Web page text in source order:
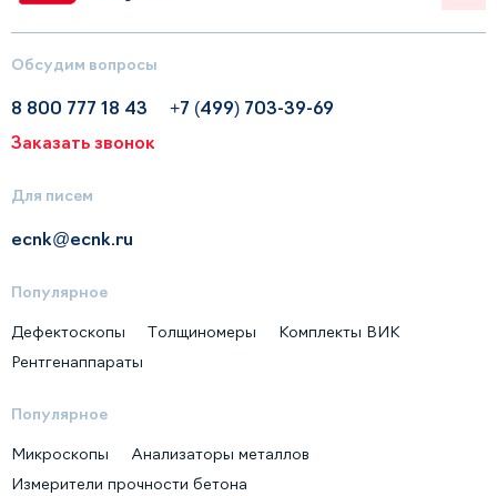
Обсудим вопросы
8 800 777 18 43
+7 (499) 703-39-69
Заказать звонок
Для писем
ecnk@ecnk.ru
Популярное
Дефектоскопы Толщиномеры
Комплекты ВИК
Рентгенаппараты
Популярное
Микроскопы
Анализаторы металлов
Измерители прочности бетона